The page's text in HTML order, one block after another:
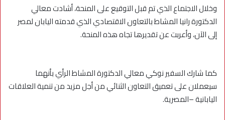
وخلال الاجتماع الذي تم قبل التوقيع على المنحة، أشادت معالي
الدكتورة رانيا المشاط بالتعاون الاقتصادي الذي قدمته اليابان لمصر
إلى الآن، وأعربت عن تقديرها تجاه هذه المنحة.
كما شارك السفير نوكي معالي الدكتورة المشاط الرأي بأنهما
سيعملان على تعميق التعاون الثنائي من أجل مزيد من تنمية العلاقات
اليابانية –المصرية.